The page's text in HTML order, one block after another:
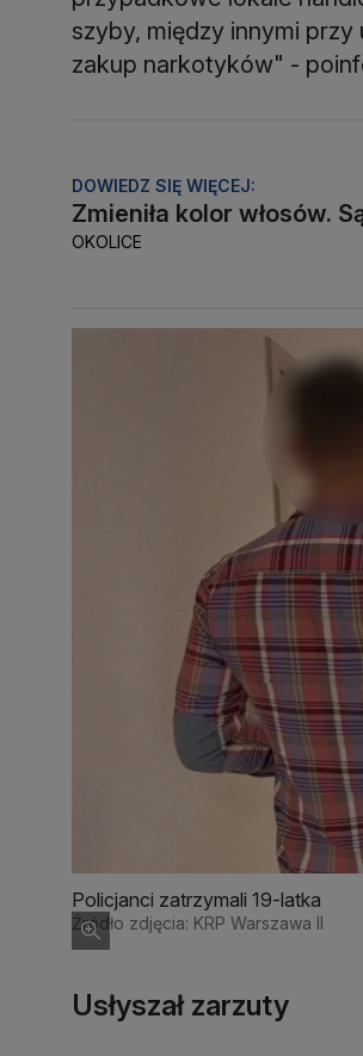
szyby, między innymi
zakup narkotyków" -
DOWIEDZ SIĘ WIĘCEJ:
Zmieniła kolor włosów.
OKOLICE
Policjanci zatrzymali 19-latka
Źródło zdjęcia: KRP Warszawa II
Usłyszał zarzuty